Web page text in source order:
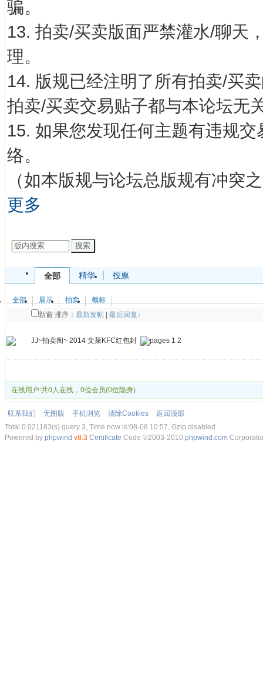
骗。
13. 拍卖/买卖版面严禁灌水/聊天
理。
14. 版规已经注明了所有拍卖/买
拍卖/买卖交易贴子都与本论坛无
15. 如果您发现任何主题有违规
络。
（如本版规与论坛总版规有冲突
更多
搜索
全部 精华 投票
全部 展示 拍卖
截标
新窗 排序： 最新发帖 最后回复↓
JJ~拍卖阁~ 2014 文萊KFC红包封 1 2
在线用户:共0人在线，0位会员(0位隐身)
联系我们 无图版 手机浏览 清除Cookies
返回顶部
Total 0.021183(s) query 3, Time now is:08-08 10:57, Gzip disabled
Powered by phpwind v8.3 Certificate Code ©2003-2010 phpwind.com